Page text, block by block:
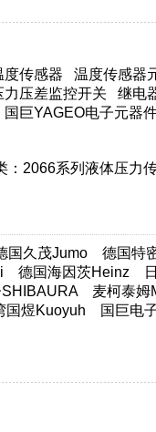
度传感器 温度传感器
力压差监控开关 继电
国巨YAGEO电子元器
： 2066系列液体压力
国久茂Jumo 德国特
德国海因茨Heinz
麦柯泰姆
国煜Kuoyuh
国巨电